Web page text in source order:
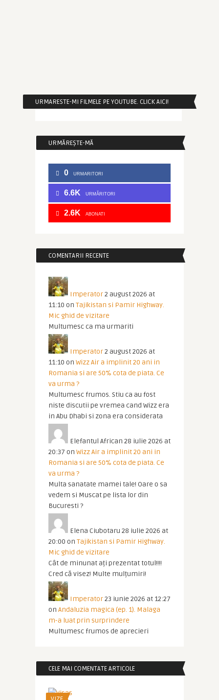
URMARESTE-MI FILMELE PE YOUTUBE. CLICK AICI!
URMĂREȘTE-MĂ
0 URMARITORI
6.6K URMĂRITORI
2.6K ABONATI
COMENTARII RECENTE
Imperator2 august 2026 at
11:10 on Tajikistan si Pamir Highway.
Mic ghid de vizitare
Multumesc ca ma urmariti
Imperator2 august 2026 at
11:10 on Wizz Air a implinit 20 ani in
Romania si are 50% cota de piata. Ce
va urma ?
Multumesc frumos. Stiu ca au fost
niste discutii pe vremea cand Wizz era
in Abu Dhabi si zona era considerata
Elefantul African 28 iulie 2026 at
20:37 on Wizz Air a implinit 20 ani in
Romania si are 50% cota de piata. Ce
va urma ?
Multa sanatate mamei tale! Oare o sa
vedem si Muscat pe lista lor din
Bucuresti ?
Elena Ciubotaru 28 iulie 2026 at
20:00 on Tajikistan si Pamir Highway.
Mic ghid de vizitare
Cât de minunat ați prezentat totul!!!!
Cred că visez! Multe mulțumiri!
Imperator23 iunie 2026 at 12:27
on Andaluzia magica (ep. 1). Malaga
m-a luat prin surprindere
Multumesc frumos de aprecieri
CELE MAI COMENTATE ARTICOLE